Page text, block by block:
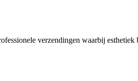
verzendingen waarbij esthetiek